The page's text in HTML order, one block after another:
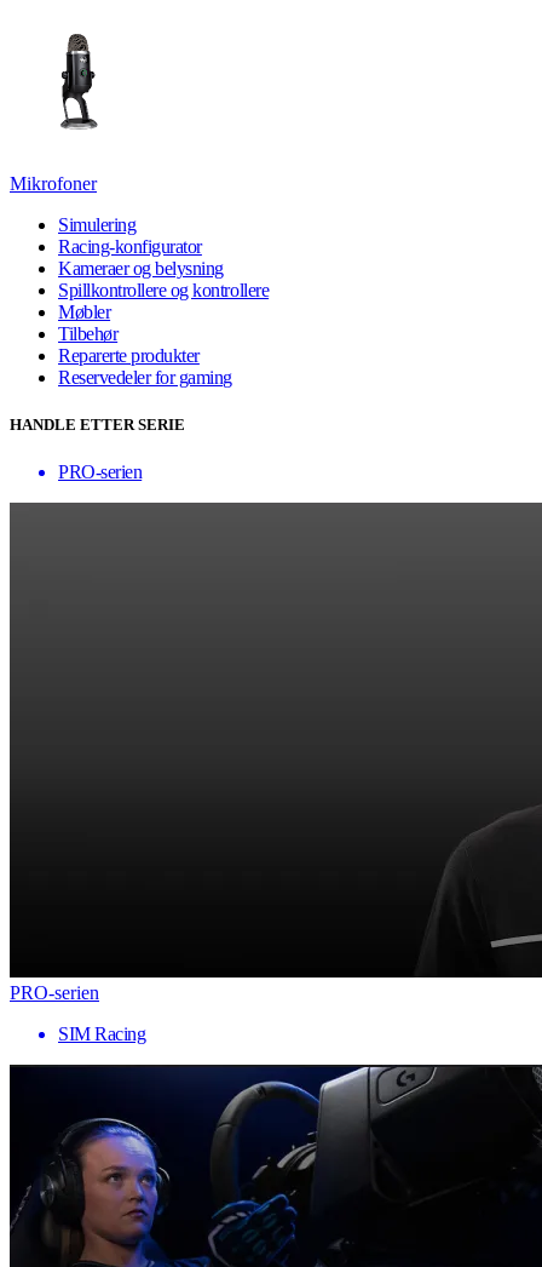
Mikrofoner
Simulering
Racing-konfigurator
Kameraer og belysning
Spillkontrollere og kontrollere
Møbler
Tilbehør
Reparerte produkter
Reservedeler for gaming
HANDLE ETTER SERIE
PRO-serien
PRO-serien
SIM Racing